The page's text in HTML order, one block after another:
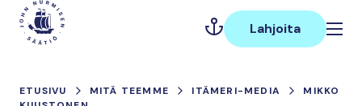
Hyppää
sisältöön
Päävalikko
Lahjoita
ETUSIVU MITÄ TEEMME ITÄMERI-MEDIA
MIKKO